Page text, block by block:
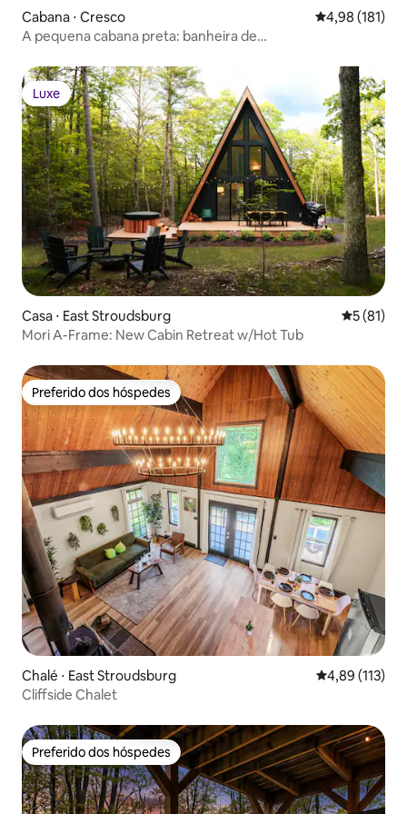
Cabana ⋅ Cresco 4,98 de uma
4,98 (181)
A pequena cabana preta: banheira de
Luxe
Luxe
Casa ⋅ East Stroudsburg 5 de uma
5 (81)
Mori A-Frame: New Cabin Retreat w/Hot Tub
Preferido dos hóspedes
Preferido dos hóspedes
Chalé ⋅ East Stroudsburg 4,89 de uma
4,89 (113)
Cliffside Chalet
Preferido dos hóspedes
Preferido dos hóspedes